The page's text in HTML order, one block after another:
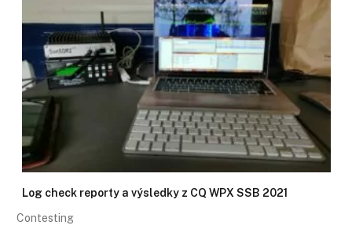
Log check reporty a výsledky z CQ WPX SSB 2021
Contesting